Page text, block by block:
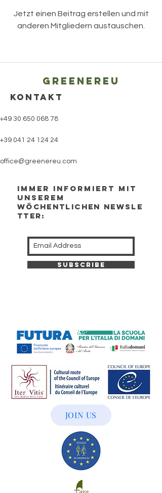
Jetzt einen Beitrag erstellen und mit
anderen Mitgliedern austauschen.
Greenereu
KONTAKT
+49 30 650 068 78
+39 041 24 124 24
office@greenereu.com
Immer Informiert mit
unserem
wöchentlichen newsle
tter:
Subscribe
JOIN US